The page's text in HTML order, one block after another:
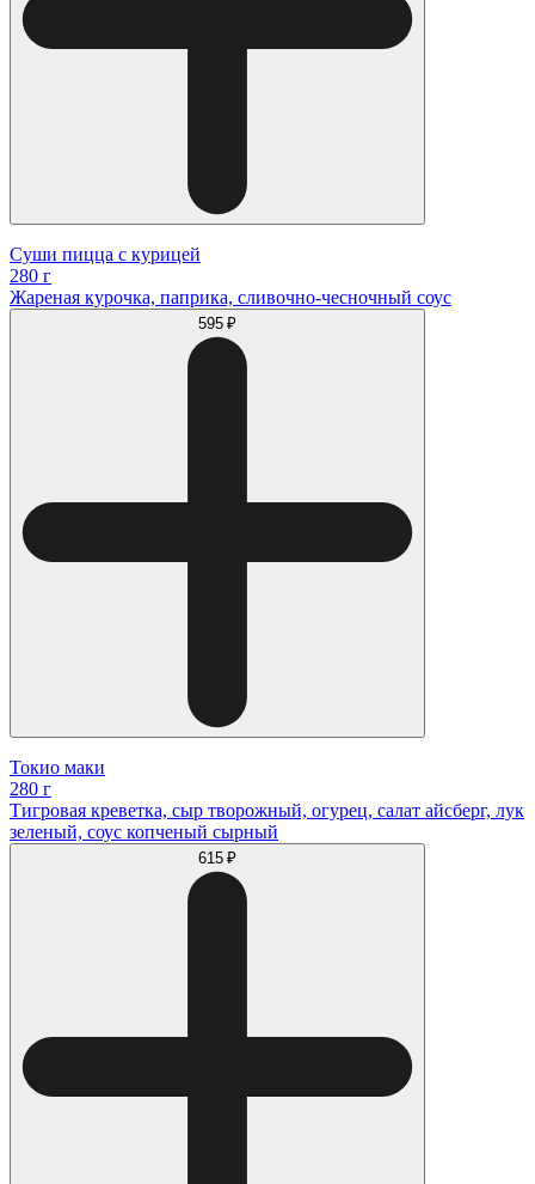
Суши пицца с курицей
280 г
Жареная курочка, паприка, сливочно-чесночный соус
595 ₽
Токио маки
280 г
Тигровая креветка, сыр творожный, огурец, салат айсберг, лук
зеленый, соус копченый сырный
615 ₽